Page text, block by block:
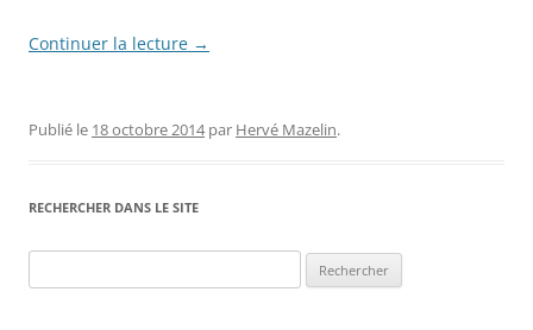
Continuer la lecture →
Publié le 18 octobre 2014par Hervé Mazelin.
RECHERCHER DANS LE SITE